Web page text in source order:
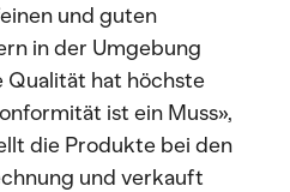
und guten
in der Umgebung
Qualität hat höchste
ist ein Muss»,
die Produkte bei den
und verkauft